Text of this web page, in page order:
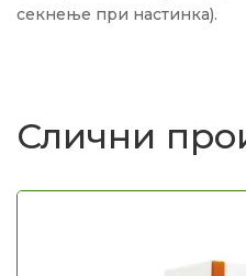
секнење при настинка).
Слични